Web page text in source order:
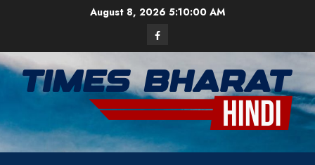
August 8, 2026 5:10:00 AM
Facebook